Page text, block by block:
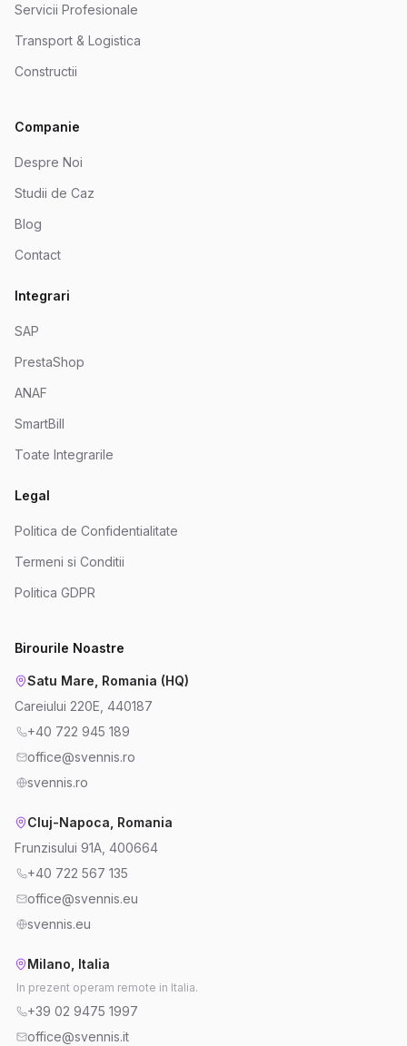
Servicii Profesionale
Transport & Logistica
Constructii
Companie
Despre Noi
Studii de Caz
Blog
Contact
Integrari
SAP
PrestaShop
ANAF
SmartBill
Toate Integrarile
Legal
Politica de Confidentialitate
Termeni si Conditii
Politica GDPR
Birourile Noastre
Satu Mare, Romania (HQ)
Careiului 220E, 440187
+40 722 945 189
office@svennis.ro
svennis.ro
Cluj-Napoca, Romania
Frunzisului 91A, 400664
+40 722 567 135
office@svennis.eu
svennis.eu
Milano, Italia
In prezent operam remote in Italia.
+39 02 9475 1997
office@svennis.it